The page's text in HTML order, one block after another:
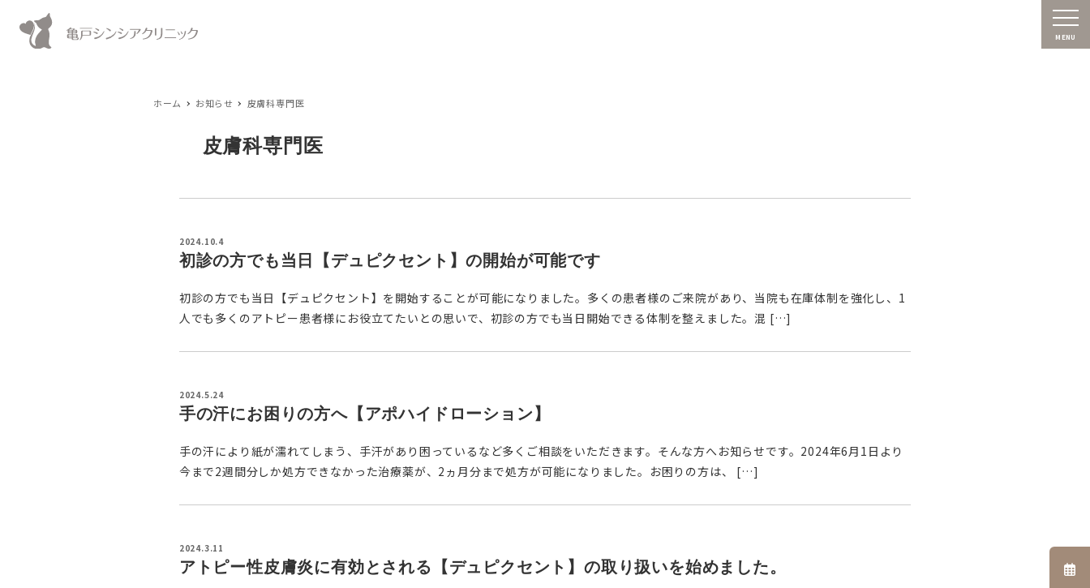
MENU
ホーム お知らせ 皮膚科専門医
皮膚科専門医
2024.10.4
初診の方でも当日【デュピクセント】の開始が可能です
初診の方でも当日【デュピクセント】を開始することが可能になりました。多くの患者様のご来院があり、当院も在庫体制を強化し、1
人でも多くのアトピー患者様にお役立てたいとの思いで、初診の方でも当日開始できる体制を整えました。混 […]
2024.5.24
手の汗にお困りの方へ【アポハイドローション】
手の汗により紙が濡れてしまう、手汗があり困っているなど多くご相談をいただきます。そんな方へお知らせです。2024年6月1日より
今まで2週間分しか処方できなかった治療薬が、2ヵ月分まで処方が可能になりました。お困りの方は、 […]
2024.3.11
アトピー性皮膚炎に有効とされる【デュピクセント】の取り扱いを始めました。